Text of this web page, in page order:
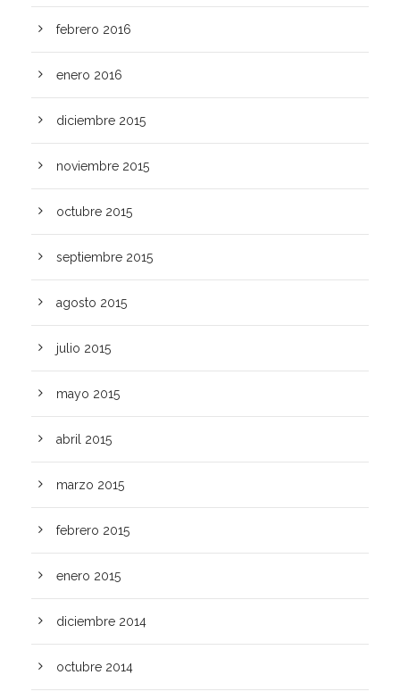
febrero 2016
enero 2016
diciembre 2015
noviembre 2015
octubre 2015
septiembre 2015
agosto 2015
julio 2015
mayo 2015
abril 2015
marzo 2015
febrero 2015
enero 2015
diciembre 2014
octubre 2014